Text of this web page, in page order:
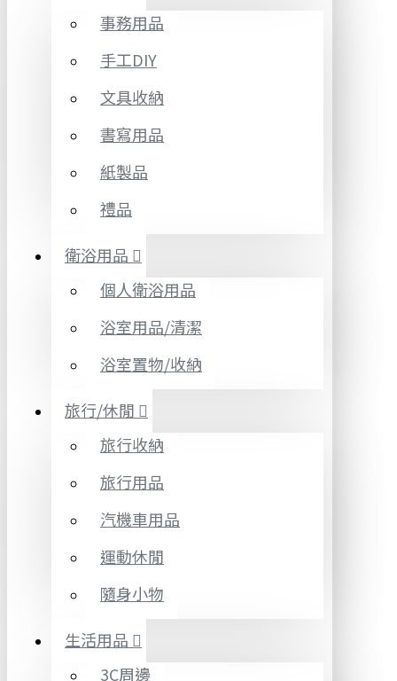
事務用品
手工DIY
文具收納
書寫用品
紙製品
禮品
衛浴用品
個人衛浴用品
浴室用品/清潔
浴室置物/收納
旅行/休閒
旅行收納
旅行用品
汽機車用品
運動休閒
隨身小物
生活用品
3C周邊